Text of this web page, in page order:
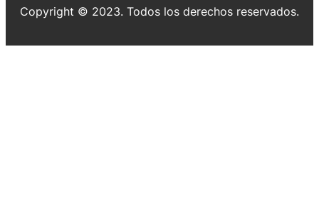
Copyright © 2023. Todos los derechos reservados.